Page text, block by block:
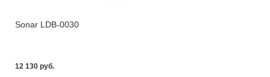
Sonar LDB-0030
12 130 pуб.